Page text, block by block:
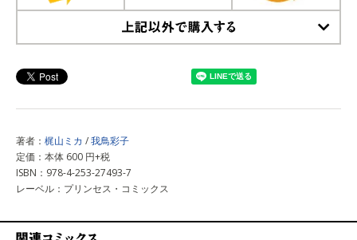
著者： 梶山ミカ /我鳥彩子
定価：本体 600 円+税
ISBN：978-4-253-27493-7
レーベル：プリンセス・コミックス